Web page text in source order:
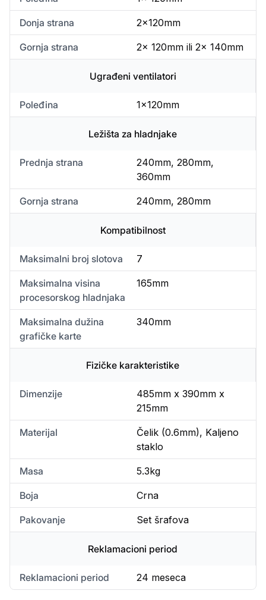
Donja strana 2x120mm
Gornja strana 2x 120mm ili 2x 140mm
Ugrađeni ventilatori
Poleđina 1x120mm
Ležišta za hladnjake
Prednja strana
240mm, 280mm,
360mm
Gornja strana 240mm, 280mm
Kompatibilnost
Maksimalni broj slotova 7
Maksimalna visina
procesorskog hladnjaka
165mm
Maksimalna dužina
grafičke karte
340mm
Fizičke karakteristike
Dimenzije
485mm x 390mm x
215mm
Materijal
Čelik (0.6mm), Kaljeno
staklo
Masa 5.3kg
Boja Crna
Pakovanje Set šrafova
Reklamacioni period
Reklamacioni period 24 meseca